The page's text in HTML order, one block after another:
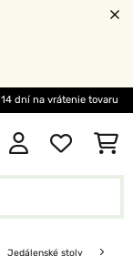
14 dní na vrátenie tovaru
Jedálenské stoly